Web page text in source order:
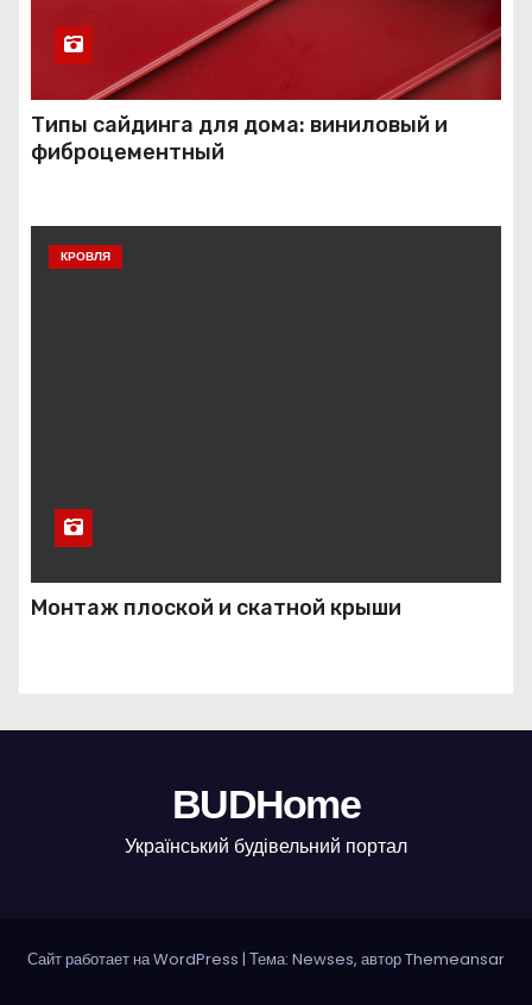
Типы сайдинга для дома: виниловый и
фиброцементный
КРОВЛЯ
Монтаж плоской и скатной крыши
BUDHome
Український будівельний портал
Сайт работает на WordPress | Тема: Newses, авторThemeansar